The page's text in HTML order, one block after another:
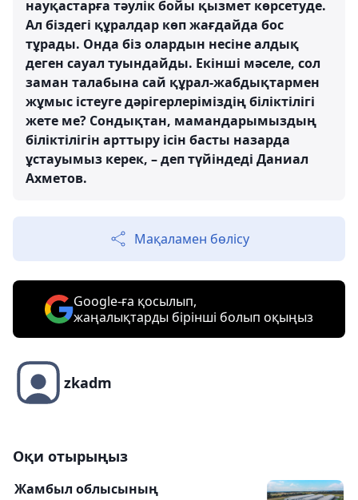
науқастарға тәулік бойы қызмет көрсетуде.
Ал біздегі құралдар көп жағдайда бос
тұрады. Онда біз олардын несіне алдық
деген сауал туындайды. Екінші мәселе, сол
заман талабына сай құрал-жабдықтармен
жұмыс істеуге дәрігерлеріміздің біліктілігі
жете ме? Сондықтан, мамандарымыздың
біліктілігін арттыру ісін басты назарда
ұстауымыз керек, – деп түйіндеді Даниал
Ахметов.
Мақаламен бөлісу
Google-ға қосылып,
жаңалықтарды бірінші болып оқыңыз
zkadm
Оқи отырыңыз
Жамбыл облысының